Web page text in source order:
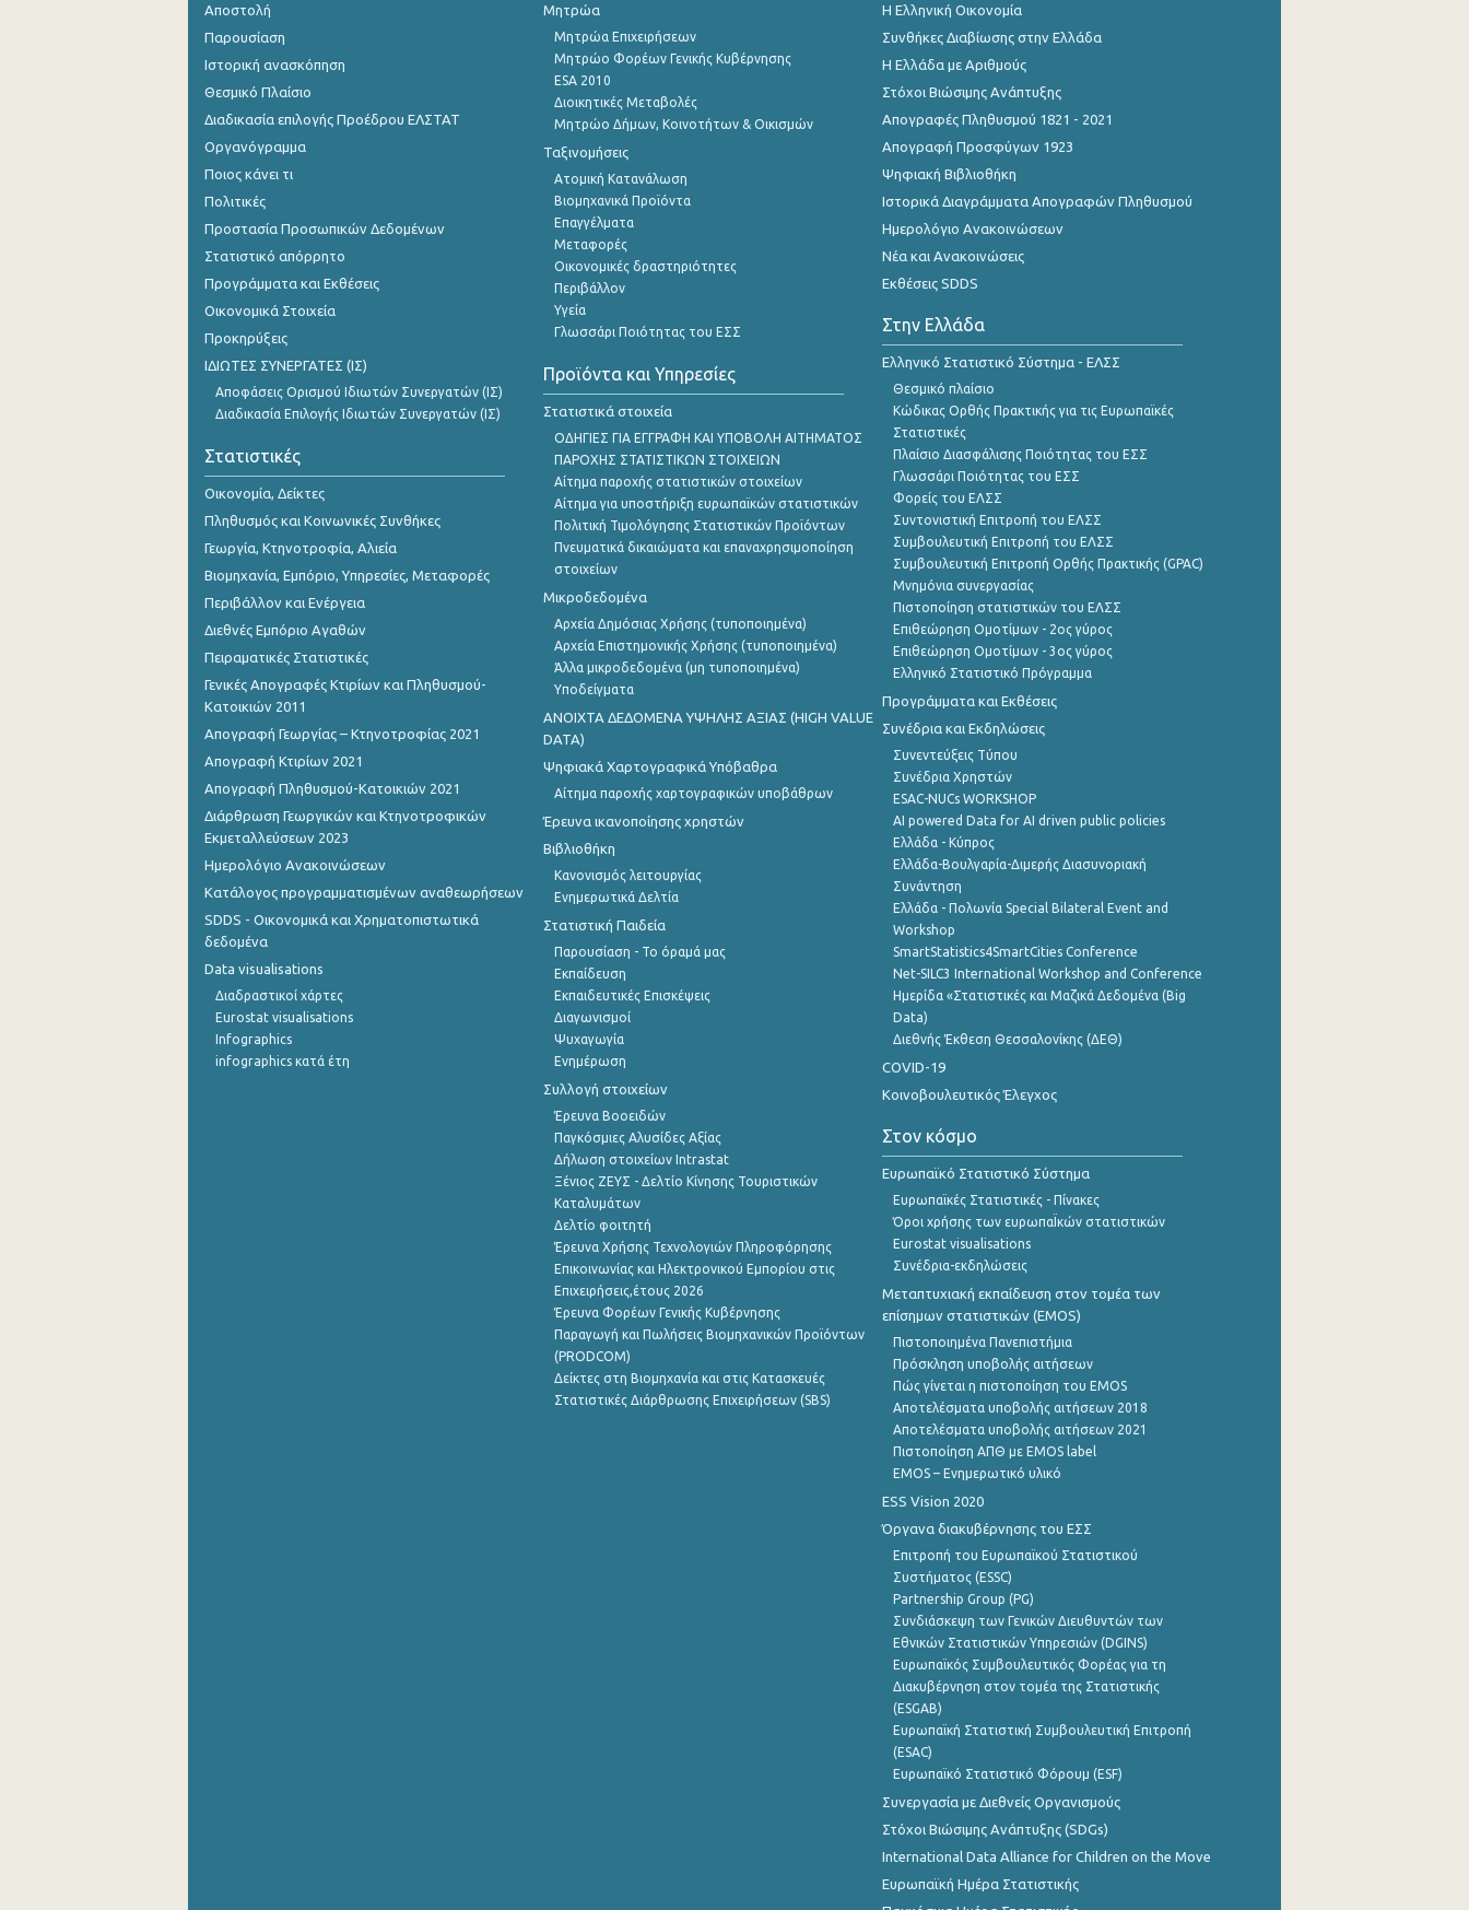
Αποστολή
Παρουσίαση
Ιστορική ανασκόπηση
Θεσμικό Πλαίσιο
Διαδικασία επιλογής Προέδρου ΕΛΣΤΑΤ
Οργανόγραμμα
Ποιος κάνει τι
Πολιτικές
Προστασία Προσωπικών Δεδομένων
Στατιστικό απόρρητο
Προγράμματα και Εκθέσεις
Οικονομικά Στοιχεία
Προκηρύξεις
ΙΔΙΩΤΕΣ ΣΥΝΕΡΓΑΤΕΣ (ΙΣ)
Αποφάσεις Ορισμού Ιδιωτών Συνεργατών (ΙΣ)
Διαδικασία Επιλογής Ιδιωτών Συνεργατών (ΙΣ)
Στατιστικές
Οικονομία, Δείκτες
Πληθυσμός και Κοινωνικές Συνθήκες
Γεωργία, Κτηνοτροφία, Αλιεία
Βιομηχανία, Εμπόριο, Υπηρεσίες, Μεταφορές
Περιβάλλον και Ενέργεια
Διεθνές Εμπόριο Αγαθών
Πειραματικές Στατιστικές
Γενικές Απογραφές Κτιρίων και Πληθυσμού-
Κατοικιών 2011
Απογραφή Γεωργίας – Κτηνοτροφίας 2021
Απογραφή Κτιρίων 2021
Απογραφή Πληθυσμού-Κατοικιών 2021
Διάρθρωση Γεωργικών και Κτηνοτροφικών
Εκμεταλλεύσεων 2023
Ημερολόγιο Ανακοινώσεων
Κατάλογος προγραμματισμένων αναθεωρήσεων
SDDS - Οικονομικά και Χρηματοπιστωτικά
δεδομένα
Data visualisations
Διαδραστικοί χάρτες
Eurostat visualisations
Infographics
infographics κατά έτη
Μητρώα
Μητρώα Επιχειρήσεων
Μητρώο Φορέων Γενικής Κυβέρνησης
ESA 2010
Διοικητικές Μεταβολές
Μητρώο Δήμων, Κοινοτήτων & Οικισμών
Ταξινομήσεις
Ατομική Κατανάλωση
Βιομηχανικά Προϊόντα
Επαγγέλματα
Μεταφορές
Οικονομικές δραστηριότητες
Περιβάλλον
Υγεία
Γλωσσάρι Ποιότητας του ΕΣΣ
Προϊόντα και Υπηρεσίες
Στατιστικά στοιχεία
ΟΔΗΓΙΕΣ ΓΙΑ ΕΓΓΡΑΦΗ ΚΑΙ ΥΠΟΒΟΛΗ ΑΙΤΗΜΑΤΟΣ
ΠΑΡΟΧΗΣ ΣΤΑΤΙΣΤΙΚΩΝ ΣΤΟΙΧΕΙΩΝ
Αίτημα παροχής στατιστικών στοιχείων
Αίτημα για υποστήριξη ευρωπαϊκών στατιστικών
Πολιτική Τιμολόγησης Στατιστικών Προϊόντων
Πνευματικά δικαιώματα και επαναχρησιμοποίηση
στοιχείων
Μικροδεδομένα
Αρχεία Δημόσιας Χρήσης (τυποποιημένα)
Αρχεία Επιστημονικής Χρήσης (τυποποιημένα)
Άλλα μικροδεδομένα (μη τυποποιημένα)
Υποδείγματα
ANOIXTA ΔΕΔΟΜΕΝΑ ΥΨΗΛΗΣ ΑΞΙΑΣ (HIGH VALUE
DATA)
Ψηφιακά Χαρτογραφικά Υπόβαθρα
Αίτημα παροχής χαρτογραφικών υποβάθρων
Έρευνα ικανοποίησης χρηστών
Βιβλιοθήκη
Κανονισμός λειτουργίας
Ενημερωτικά Δελτία
Στατιστική Παιδεία
Παρουσίαση - Το όραμά μας
Εκπαίδευση
Εκπαιδευτικές Επισκέψεις
Διαγωνισμοί
Ψυχαγωγία
Ενημέρωση
Συλλογή στοιχείων
Έρευνα Βοοειδών
Παγκόσμιες Αλυσίδες Αξίας
Δήλωση στοιχείων Intrastat
Ξένιος ΖΕΥΣ - Δελτίο Κίνησης Τουριστικών
Καταλυμάτων
Δελτίο φοιτητή
Έρευνα Χρήσης Τεχνολογιών Πληροφόρησης
Επικοινωνίας και Ηλεκτρονικού Εμπορίου στις
Επιχειρήσεις,έτους 2026
Έρευνα Φορέων Γενικής Κυβέρνησης
Παραγωγή και Πωλήσεις Βιομηχανικών Προϊόντων
(PRODCOM)
Δείκτες στη Βιομηχανία και στις Κατασκευές
Στατιστικές Διάρθρωσης Επιχειρήσεων (SBS)
Η Ελληνική Οικονομία
Συνθήκες Διαβίωσης στην Ελλάδα
Η Ελλάδα με Αριθμούς
Στόχοι Βιώσιμης Ανάπτυξης
Απογραφές Πληθυσμού 1821 - 2021
Απογραφή Προσφύγων 1923
Ψηφιακή Βιβλιοθήκη
Ιστορικά Διαγράμματα Απογραφών Πληθυσμού
Ημερολόγιο Ανακοινώσεων
Νέα και Ανακοινώσεις
Εκθέσεις SDDS
Στην Ελλάδα
Ελληνικό Στατιστικό Σύστημα - ΕΛΣΣ
Θεσμικό πλαίσιο
Κώδικας Ορθής Πρακτικής για τις Ευρωπαϊκές
Στατιστικές
Πλαίσιο Διασφάλισης Ποιότητας του ΕΣΣ
Γλωσσάρι Ποιότητας του ΕΣΣ
Φορείς του ΕΛΣΣ
Συντονιστική Επιτροπή του ΕΛΣΣ
Συμβουλευτική Επιτροπή του ΕΛΣΣ
Συμβουλευτική Επιτροπή Ορθής Πρακτικής (GPAC)
Μνημόνια συνεργασίας
Πιστοποίηση στατιστικών του ΕΛΣΣ
Επιθεώρηση Ομοτίμων - 2ος γύρος
Επιθεώρηση Ομοτίμων - 3ος γύρος
Ελληνικό Στατιστικό Πρόγραμμα
Προγράμματα και Εκθέσεις
Συνέδρια και Εκδηλώσεις
Συνεντεύξεις Τύπου
Συνέδρια Χρηστών
ESAC-NUCs WORKSHOP
AI powered Data for AI driven public policies
Ελλάδα - Κύπρος
Ελλάδα-Βουλγαρία-Διμερής Διασυνοριακή
Συνάντηση
Ελλάδα - Πολωνία Special Bilateral Event and
Workshop
SmartStatistics4SmartCities Conference
Net-SILC3 International Workshop and Conference
Ημερίδα «Στατιστικές και Μαζικά Δεδομένα (Big
Data)
Διεθνής Έκθεση Θεσσαλονίκης (ΔΕΘ)
COVID-19
Κοινοβουλευτικός Έλεγχος
Στον κόσμο
Ευρωπαϊκό Στατιστικό Σύστημα
Ευρωπαϊκές Στατιστικές - Πίνακες
Όροι χρήσης των ευρωπαΪκών στατιστικών
Eurostat visualisations
Συνέδρια-εκδηλώσεις
Μεταπτυχιακή εκπαίδευση στον τομέα των
επίσημων στατιστικών (EMOS)
Πιστοποιημένα Πανεπιστήμια
Πρόσκληση υποβολής αιτήσεων
Πώς γίνεται η πιστοποίηση του EMOS
Αποτελέσματα υποβολής αιτήσεων 2018
Αποτελέσματα υποβολής αιτήσεων 2021
Πιστοποίηση ΑΠΘ με EMOS label
EMOS – Ενημερωτικό υλικό
ESS Vision 2020
Όργανα διακυβέρνησης του ΕΣΣ
Επιτροπή του Ευρωπαϊκού Στατιστικού
Συστήματος (ESSC)
Partnership Group (PG)
Συνδιάσκεψη των Γενικών Διευθυντών των
Εθνικών Στατιστικών Υπηρεσιών (DGINS)
Ευρωπαϊκός Συμβουλευτικός Φορέας για τη
Διακυβέρνηση στον τομέα της Στατιστικής
(ESGAB)
Ευρωπαϊκή Στατιστική Συμβουλευτική Επιτροπή
(ESAC)
Ευρωπαϊκό Στατιστικό Φόρουμ (ESF)
Συνεργασία με Διεθνείς Οργανισμούς
Στόχοι Βιώσιμης Ανάπτυξης (SDGs)
International Data Alliance for Children on the Move
Ευρωπαϊκή Ημέρα Στατιστικής